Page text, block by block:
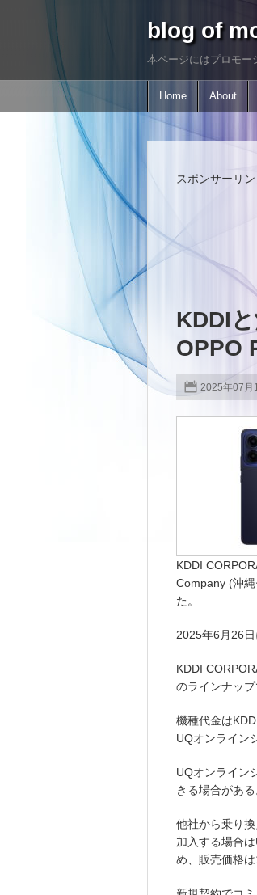
blog of
本ページにはプロモー
Home About
スポンサーリン
KDDI
OPPO
2025年07月
KDDI
Company (沖
た。
2025年6月26
KDDI
のラインナップ
機種代金は
UQオンライン
UQオンライン
きる場合がある
他社から乗り
加入する場合
め、販売価格は